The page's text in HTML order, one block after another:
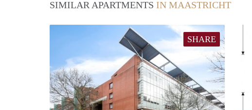
SIMILAR APARTMENTS IN MAASTRICHT
SHARE